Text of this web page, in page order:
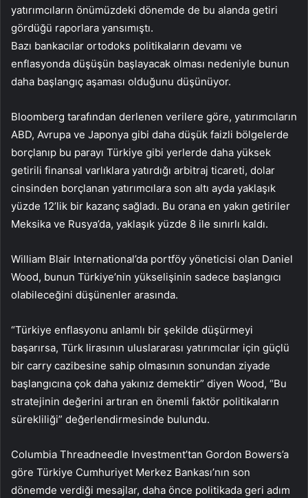
yatırımcıların önümüzdeki dönemde de bu alanda getiri
gördüğü raporlara yansımıştı.
Bazı bankacılar ortodoks politikaların devamı ve
enflasyonda düşüşün başlayacak olması nedeniyle bunun
daha başlangıç aşaması olduğunu düşünüyor.
Bloomberg tarafından derlenen verilere göre, yatırımcıların
ABD, Avrupa ve Japonya gibi daha düşük faizli bölgelerde
borçlanıp bu parayı Türkiye gibi yerlerde daha yüksek
getirili finansal varlıklara yatırdığı arbitraj ticareti, dolar
cinsinden borçlanan yatırımcılara son altı ayda yaklaşık
yüzde 12’lik bir kazanç sağladı. Bu orana en yakın getiriler
Meksika ve Rusya’da, yaklaşık yüzde 8 ile sınırlı kaldı.
William Blair International’da portföy yöneticisi olan Daniel
Wood, bunun Türkiye’nin yükselişinin sadece başlangıcı
olabileceğini düşünenler arasında.
“Türkiye enflasyonu anlamlı bir şekilde düşürmeyi
başarırsa, Türk lirasının uluslararası yatırımcılar için güçlü
bir carry cazibesine sahip olmasının sonundan ziyade
başlangıcına çok daha yakınız demektir” diyen Wood, “Bu
stratejinin değerini artıran en önemli faktör politikaların
sürekliliği” değerlendirmesinde bulundu.
Columbia Threadneedle Investment’tan Gordon Bowers’a
göre Türkiye Cumhuriyet Merkez Bankası’nın son
dönemde verdiği mesajlar, daha önce politikada geri adım